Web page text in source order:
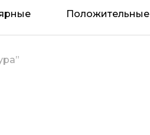
Положительные